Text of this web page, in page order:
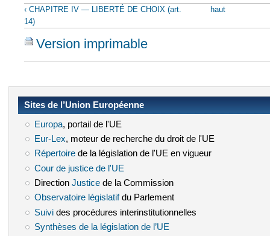
‹ CHAPITRE IV — LIBERTÉ DE CHOIX (art.
14)
haut
Version imprimable
Sites de l’Union Européenne
Europa(le lien est externe)
, portail de l'UE
Eur-Lex(le lien est externe)
, moteur de recherche du droit de l'UE
Répertoire(le lien est externe)
de la législation de l'UE en vigueur
Cour de justice de l'UE
Direction Justice(le lien est externe)
de la Commission
Observatoire législatif(le lien est externe)
du Parlement
Suivi(le lien est externe)
des procédures interinstitutionnelles
Synthèses de la législation de l’UE